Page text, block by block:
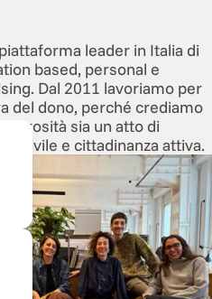
leader in Italia di
based, personal e
Dal 2011 lavoriamo per
del dono, perché crediamo
sia un atto di
civile e cittadinanza attiva.